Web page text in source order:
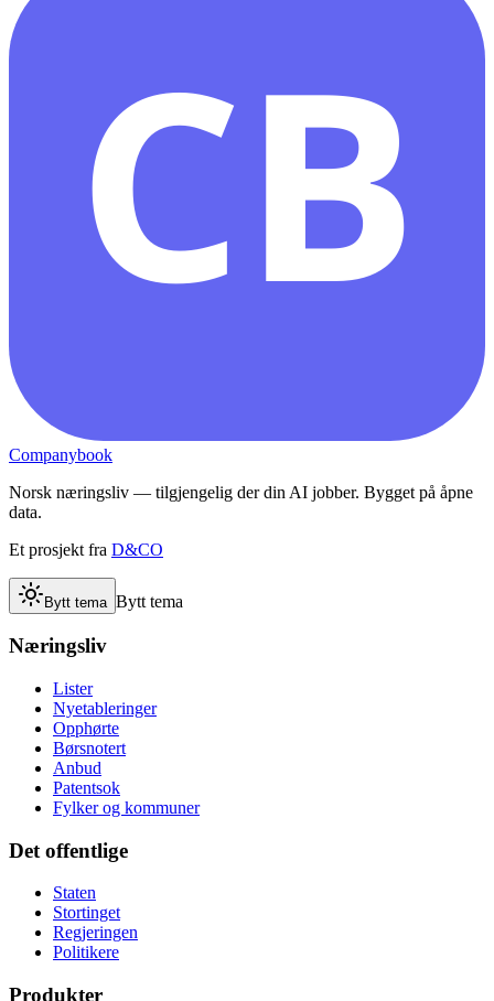
CB
Companybook
Norsk næringsliv — tilgjengelig der din AI jobber. Bygget på åpne
data.
Et prosjekt fra D&CO
Bytt tema Bytt tema
Næringsliv
Lister
Nyetableringer
Opphørte
Børsnotert
Anbud
Patentsok
Fylker og kommuner
Det offentlige
Staten
Stortinget
Regjeringen
Politikere
Produkter